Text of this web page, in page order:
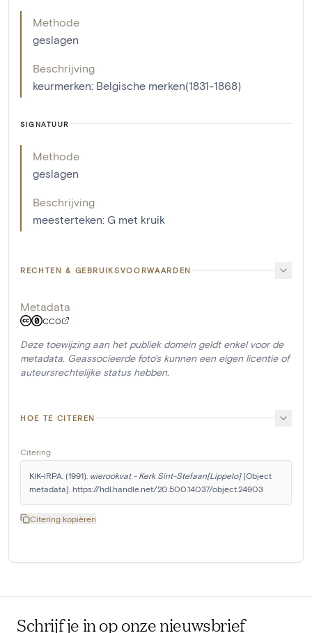
Methode
geslagen
Beschrijving
keurmerken: Belgische merken(1831-1868)
SIGNATUUR
Methode
geslagen
Beschrijving
meesterteken: G met kruik
RECHTEN & GEBRUIKSVOORWAARDEN
Metadata
CC0
Deze toewijzing aan het publiek domein geldt enkel voor de
metadata. Geassocieerde foto's kunnen een eigen licentie of
auteursrechtelijke status hebben.
HOE TE CITEREN
Citering
KIK-IRPA. (1991). wierookvat - Kerk Sint-Stefaan[Lippelo] [Object
metadata]. https://hdl.handle.net/20.500.14037/object.24903
Citering kopiëren
Schrijf je in op onze nieuwsbrief